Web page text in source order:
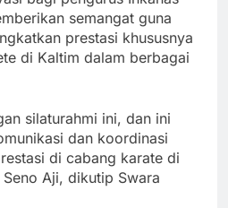
semangat guna
prestasi khususnya
di Kaltim dalam berbagai
silaturahmi ini, dan ini
dan koordinasi
di cabang karate di
Aji, dikutip Swara